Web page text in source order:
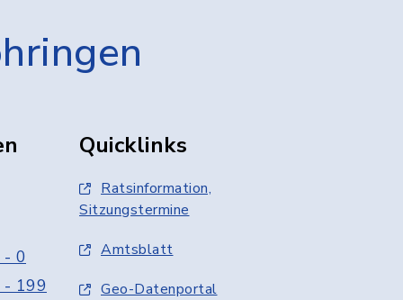
0
199
Quicklinks
Ratsinformation,
Sitzungstermine
Amtsblatt
Geo-Datenportal